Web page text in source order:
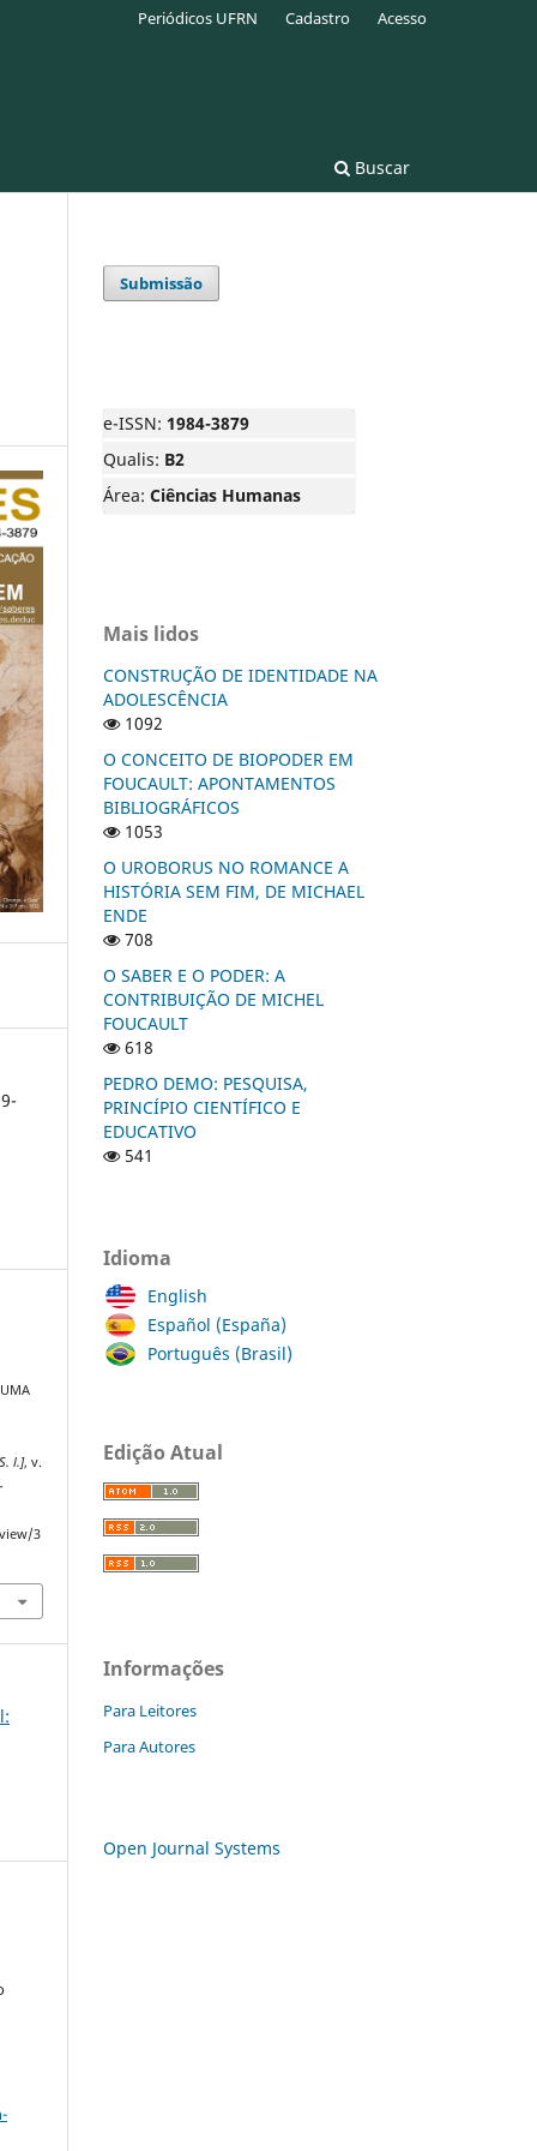
Buscar
Periódicos UFRN Cadastro Acesso
l.], v.
3
Submissão
e-ISSN: 1984-3879
Qualis: B2
Área: Ciências Humanas
Mais lidos
CONSTRUÇÃO DE IDENTIDADE NA
ADOLESCÊNCIA
1092
O CONCEITO DE BIOPODER EM
FOUCAULT: APONTAMENTOS
BIBLIOGRÁFICOS
1053
O UROBORUS NO ROMANCE A
HISTÓRIA SEM FIM, DE MICHAEL
ENDE
708
O SABER E O PODER: A
CONTRIBUIÇÃO DE MICHEL
FOUCAULT
618
PEDRO DEMO: PESQUISA,
PRINCÍPIO CIENTÍFICO E
EDUCATIVO
541
Idioma
English
Español (España)
Português (Brasil)
Edição Atual
Informações
Para Leitores
Para Autores
Open Journal Systems